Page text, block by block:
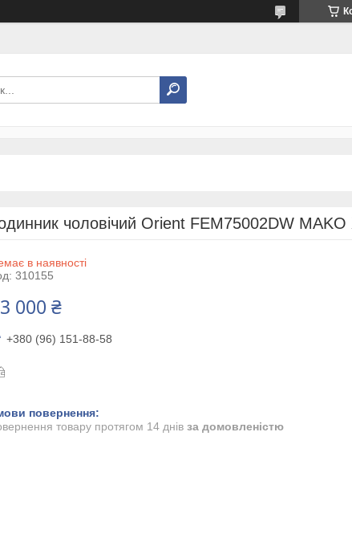
чоловічий Orient FEM75002DW MAKO
в наявності
310155
000 ₴
+380 (96) 151-88-58
товару протягом 14 днів за домовленістю